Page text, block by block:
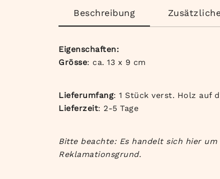
Beschreibung
Eigenschaften:
Grösse: ca. 13 x 9 cm
Lieferumfang: 1 Stück verst. Holz auf
Lieferzeit: 2-5 Tage
Bitte beachte: Es handelt sich hier
Reklamationsgrund.